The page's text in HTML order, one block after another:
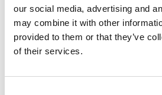
our social media, advertising and
may combine it with other
provided to them or that they’ve
of their services.
Applaus er finansieret af